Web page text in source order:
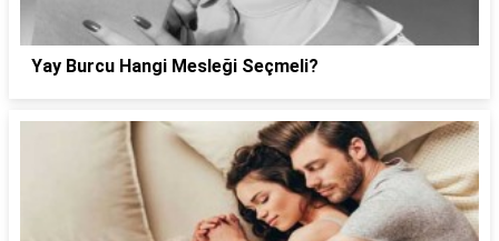
Yay Burcu Hangi Mesleği Seçmeli?